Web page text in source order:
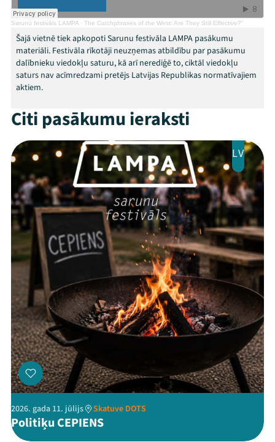
ThreadsFacebookYoutube Instagram
Sarunu festivāls LAMPA · The Catchphrases of the West: Are They Still Effective?”
Šajā vietnē tiek apkopoti Sarunu festivāla LAMPA pasākumu
materiāli. Festivāla rīkotāji neuzņemas atbildību par pasākumu
dalībnieku viedokļu saturu, kā arī nerediģē to, ciktāl viedokļu
saturs nav acīmredzami pretējs Latvijas Republikas normatīvajiem
aktiem.
Citi pasākumu ieraksti
LV
2026. gada 11. jūlijs Skatuve DOTS
Politiķu CEPIENS